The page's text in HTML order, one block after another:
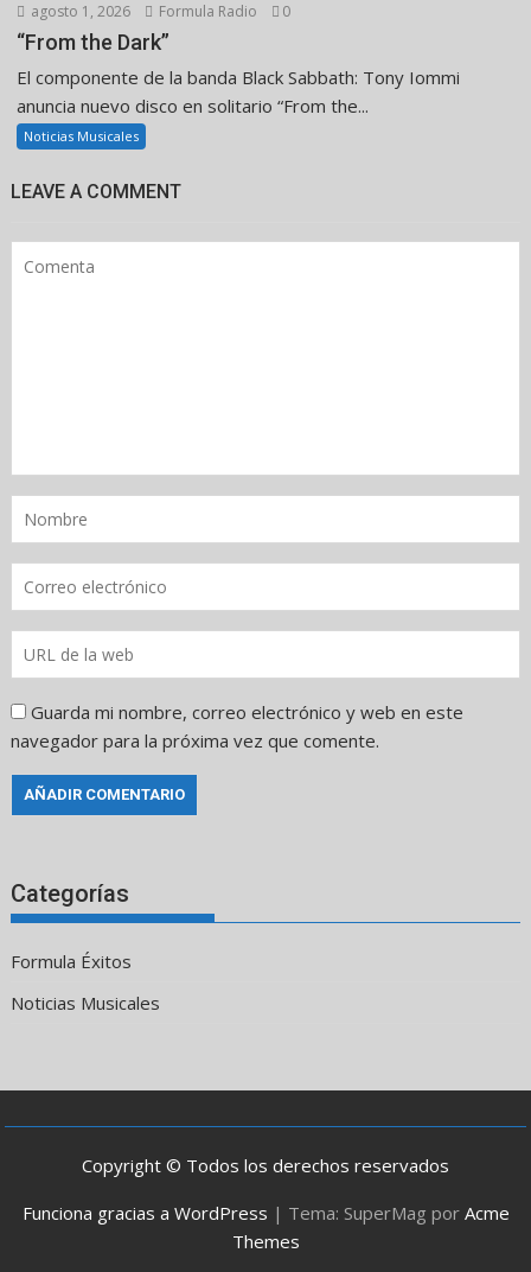
agosto 1, 2026 Formula Radio 0
“From the Dark”
El componente de la banda Black Sabbath: Tony Iommi
anuncia nuevo disco en solitario “From the...
Noticias Musicales
LEAVE A COMMENT
Guarda mi nombre, correo electrónico y web en este
navegador para la próxima vez que comente.
Categorías
Formula Éxitos
Noticias Musicales
Copyright © Todos los derechos reservados
Funciona gracias a WordPress | Tema: SuperMag por Acme
Themes